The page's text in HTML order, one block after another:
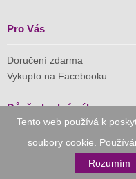
Tento web používá k
soubory cookie.
Rozumím
Pro Vás
Doručení zdarma
Vykupto na Facebooku
Důvěryhodný nákup
Naše
komerci (APEK)